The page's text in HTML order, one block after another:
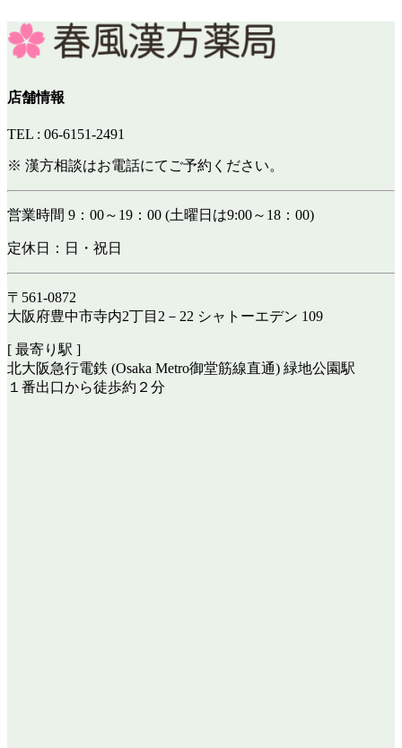
店舗情報
TEL : 06-6151-2491
※ 漢方相談はお電話にてご予約ください。
営業時間 9：00～19：00 (土曜日は9:00～18：00)
定休日：日・祝日
〒561-0872
大阪府豊中市寺内2丁目2－22 シャトーエデン 109
[ 最寄り駅 ]
北大阪急行電鉄 (Osaka Metro御堂筋線直通) 緑地公園駅
１番出口から徒歩約２分